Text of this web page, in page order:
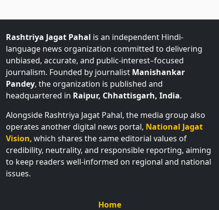
Rashtriya Jagat Pahal is an independent Hindi-
language news organization committed to delivering
unbiased, accurate, and public-interest–focused
journalism. Founded by journalist Manishankar
Pandey, the organization is published and
headquartered in Raipur, Chhattisgarh, India.
Alongside Rashtriya Jagat Pahal, the media group also
operates another digital news portal, National Jagat
Vision, which shares the same editorial values of
credibility, neutrality, and responsible reporting, aiming
to keep readers well-informed on regional and national
issues.
Home